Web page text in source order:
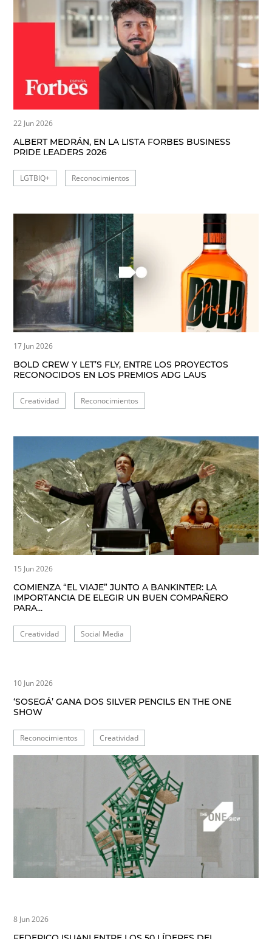
22 Jun 2026
ALBERT MEDRÁN, EN LA LISTA FORBES BUSINESS
PRIDE LEADERS 2026
LGTBIQ+ Reconocimientos
17 Jun 2026
BOLD CREW Y LET’S FLY, ENTRE LOS PROYECTOS
RECONOCIDOS EN LOS PREMIOS ADG LAUS
Creatividad Reconocimientos
15 Jun 2026
COMIENZA “EL VIAJE” JUNTO A BANKINTER: LA
IMPORTANCIA DE ELEGIR UN BUEN COMPAÑERO
PARA...
Creatividad Social Media
10 Jun 2026
‘SOSEGÁ’ GANA DOS SILVER PENCILS EN THE ONE
SHOW
Reconocimientos Creatividad
8 Jun 2026